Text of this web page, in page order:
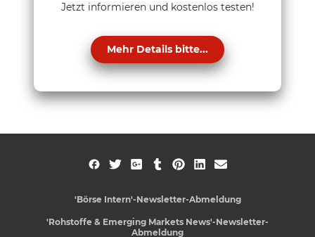
Jetzt informieren und kostenlos testen!
Mehr Details bitte...
'Börse Intern'-Newsletter-Abmeldung
'Rohstoffe & Emerging Markets News'-Newsletter-
Abmeldung